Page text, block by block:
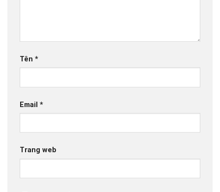
Tên *
Email *
Trang web